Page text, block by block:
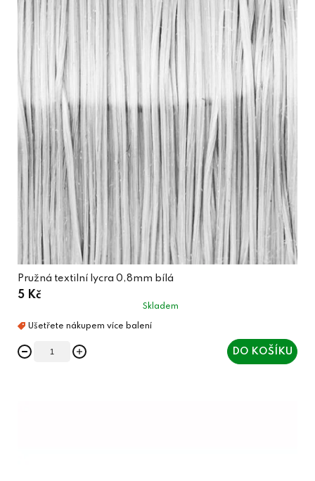
Pružná textilní lycra 0,8mm bílá
5 Kč
Skladem
DO KOŠÍKU